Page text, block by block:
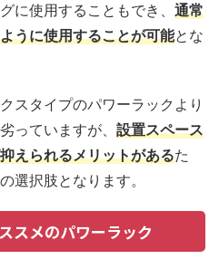
に使用することもでき、 通常
うに使用することが可能とな
スタイプのパワーラックより
っていますが、 設置スペース
えられるメリットがあるた
選択肢となります。
スメのパワーラック